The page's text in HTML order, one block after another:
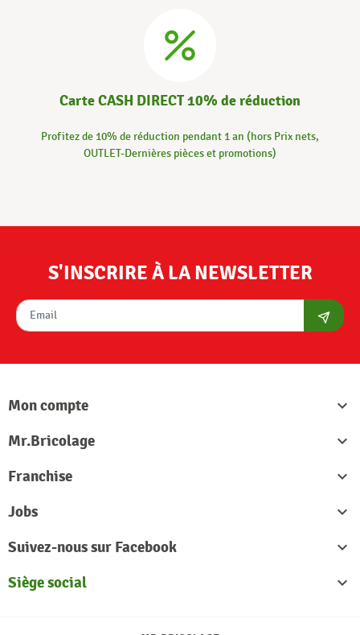
Carte CASH DIRECT 10% de réduction
Profitez de 10% de réduction pendant 1 an (hors Prix nets,
OUTLET-Dernières pièces et promotions)
S'INSCRIRE À LA NEWSLETTER
Mon compte

Mr.Bricolage

Franchise

Jobs

Suivez-nous sur Facebook

Siège social
